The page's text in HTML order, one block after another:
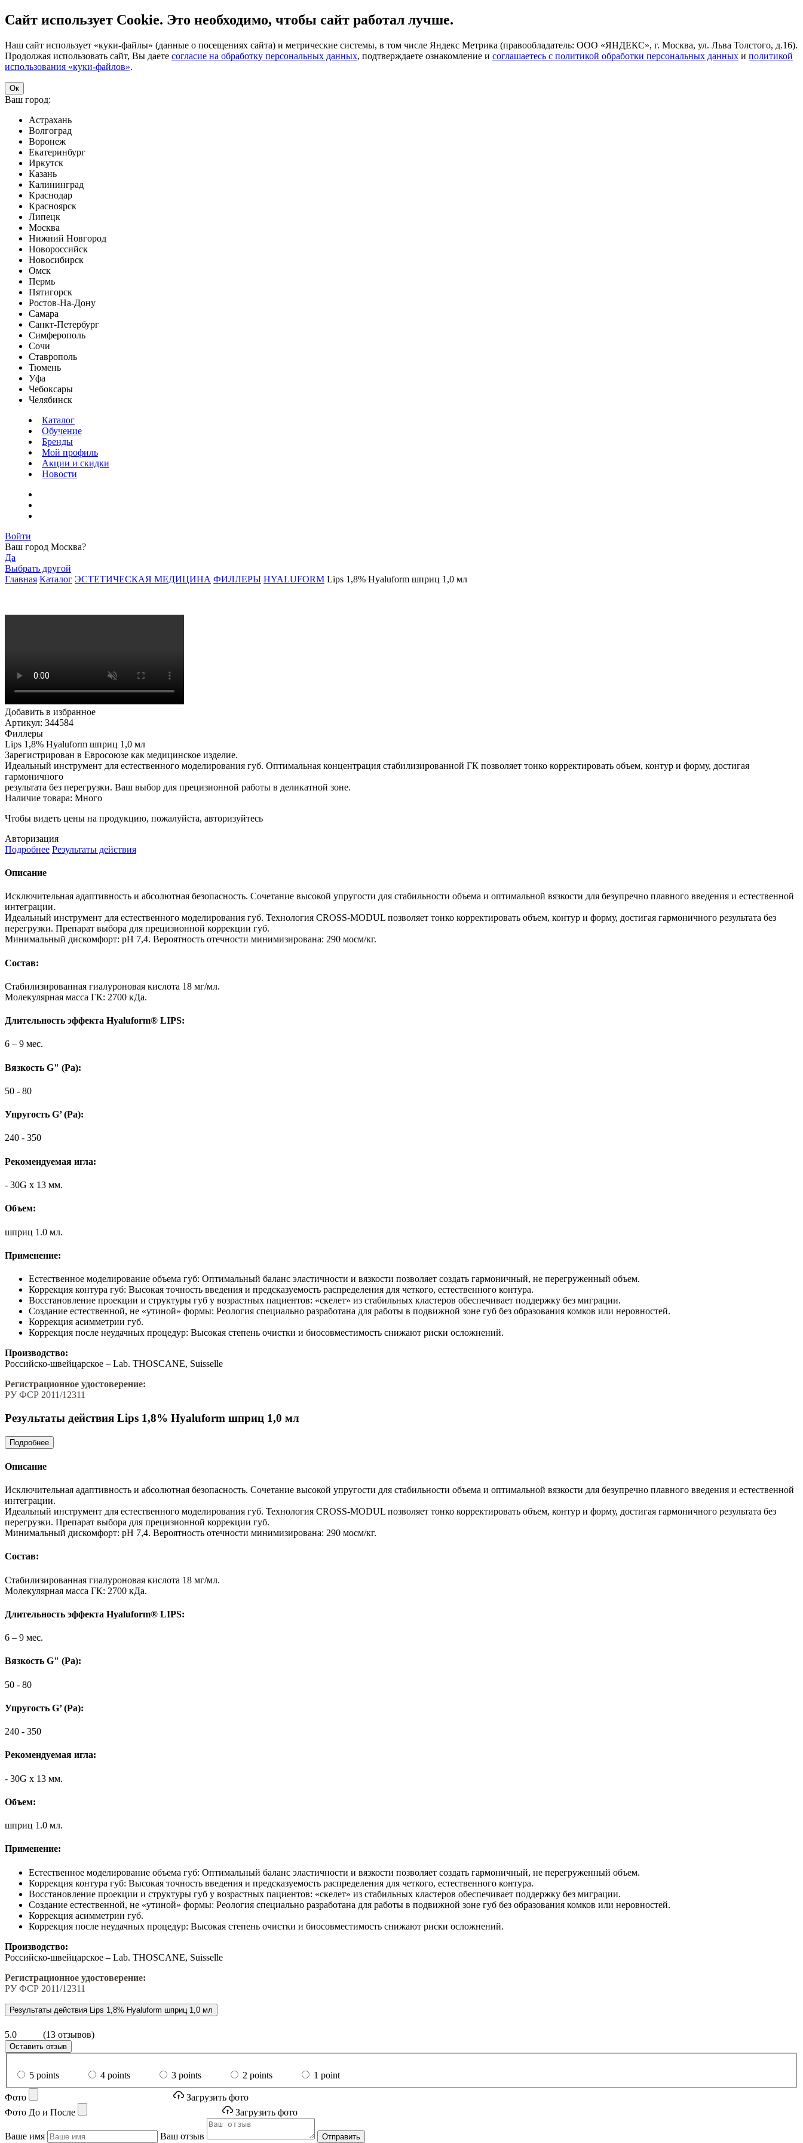
Сайт использует Cookie. Это необходимо, чтобы сайт работал лучше.
Наш сайт использует «куки-файлы» (данные о посещениях сайта) и метрические системы, в том числе Яндекс Метрика (правообладатель: ООО «ЯНДЕКС», г. Москва, ул. Льва Толстого, д.16).
Продолжая использовать сайт, Вы даете согласие на обработку персональных данных, подтверждаете ознакомление и соглашаетесь с политикой обработки персональных данных и политикой
использования «куки-файлов».
Ок
Ваш город:
Астрахань
Волгоград
Воронеж
Екатеринбург
Иркутск
Казань
Калининград
Краснодар
Красноярск
Липецк
Москва
Нижний Новгород
Новороссийск
Новосибирск
Омск
Пермь
Пятигорск
Ростов-На-Дону
Самара
Санкт-Петербург
Симферополь
Сочи
Ставрополь
Тюмень
Уфа
Чебоксары
Челябинск
Каталог
Обучение
Бренды
Мой профиль
Акции и скидки
Новости
Войти
Ваш город Москва?
Да
Выбрать другой
Главная Каталог ЭСТЕТИЧЕСКАЯ МЕДИЦИНА ФИЛЛЕРЫ HYALUFORM Lips 1,8% Hyaluform шприц 1,0 мл
Добавить в избранное
Артикул: 344584
Филлеры
Lips 1,8% Hyaluform шприц 1,0 мл
Зарегистрирован в Евросоюзе как медицинское изделие.
Идеальный инструмент для естественного моделирования губ. Оптимальная концентрация стабилизированной ГК позволяет тонко корректировать объем, контур и форму, достигая
гармоничного
результата без перегрузки. Ваш выбор для прецизионной работы в деликатной зоне.
Наличие товара: Много
Чтобы видеть цены на продукцию, пожалуйста, авторизуйтесь
Авторизация
Подробнее Результаты действия
Описание
Исключительная адаптивность и абсолютная безопасность. Cочетание высокой упругости для стабильности объема и оптимальной вязкости для безупречно плавного введения и естественной
интеграции.
Идеальный инструмент для естественного моделирования губ. Технология CROSS-MODUL позволяет тонко корректировать объем, контур и форму, достигая гармоничного результата без
перегрузки. Препарат выбора для прецизионной коррекции губ.
Минимальный дискомфорт: pH 7,4. Вероятность отечности минимизирована: 290 мосм/кг.
Состав:
Стабилизированная гиалуроновая кислота 18 мг/мл.
Молекулярная масса ГК: 2700 кДа.
Длительность эффекта Hyaluform® LIPS:
6 – 9 мес.
Вязкоcть G" (Pa):
50 - 80
Упругость G’ (Pa):
240 - 350
Рекомендуемая игла:
- 30G x 13 мм.
Объем:
шприц 1.0 мл.
Применение:
Естественное моделирование объема губ: Оптимальный баланс эластичности и вязкости позволяет создать гармоничный, не перегруженный объем.
Коррекция контура губ: Высокая точность введения и предсказуемость распределения для четкого, естественного контура.
Восстановление проекции и структуры губ у возрастных пациентов: «скелет» из стабильных кластеров обеспечивает поддержку без миграции.
Создание естественной, не «утиной» формы: Реология специально разработана для работы в подвижной зоне губ без образования комков или неровностей.
Коррекция асимметрии губ.
Коррекция после неудачных процедур: Высокая степень очистки и биосовместимость снижают риски осложнений.
Производство:
Российско-швейцарское – Lab. THOSCANE, Suisselle
Регистрационное удостоверение:
РУ ФСР 2011/12311
Результаты действия Lips 1,8% Hyaluform шприц 1,0 мл
Подробнее
Описание
Исключительная адаптивность и абсолютная безопасность. Cочетание высокой упругости для стабильности объема и оптимальной вязкости для безупречно плавного введения и естественной
интеграции.
Идеальный инструмент для естественного моделирования губ. Технология CROSS-MODUL позволяет тонко корректировать объем, контур и форму, достигая гармоничного результата без
перегрузки. Препарат выбора для прецизионной коррекции губ.
Минимальный дискомфорт: pH 7,4. Вероятность отечности минимизирована: 290 мосм/кг.
Состав:
Стабилизированная гиалуроновая кислота 18 мг/мл.
Молекулярная масса ГК: 2700 кДа.
Длительность эффекта Hyaluform® LIPS:
6 – 9 мес.
Вязкоcть G" (Pa):
50 - 80
Упругость G’ (Pa):
240 - 350
Рекомендуемая игла:
- 30G x 13 мм.
Объем:
шприц 1.0 мл.
Применение:
Естественное моделирование объема губ: Оптимальный баланс эластичности и вязкости позволяет создать гармоничный, не перегруженный объем.
Коррекция контура губ: Высокая точность введения и предсказуемость распределения для четкого, естественного контура.
Восстановление проекции и структуры губ у возрастных пациентов: «скелет» из стабильных кластеров обеспечивает поддержку без миграции.
Создание естественной, не «утиной» формы: Реология специально разработана для работы в подвижной зоне губ без образования комков или неровностей.
Коррекция асимметрии губ.
Коррекция после неудачных процедур: Высокая степень очистки и биосовместимость снижают риски осложнений.
Производство:
Российско-швейцарское – Lab. THOSCANE, Suisselle
Регистрационное удостоверение:
РУ ФСР 2011/12311
Результаты действия Lips 1,8% Hyaluform шприц 1,0 мл
5.0 (13 отзывов)
Оставить отзыв
5 points 4 points 3 points 2 points 1 point
Фото
Загрузить фото
Фото До и После
Загрузить фото
Ваше имя Ваш отзыв Отправить